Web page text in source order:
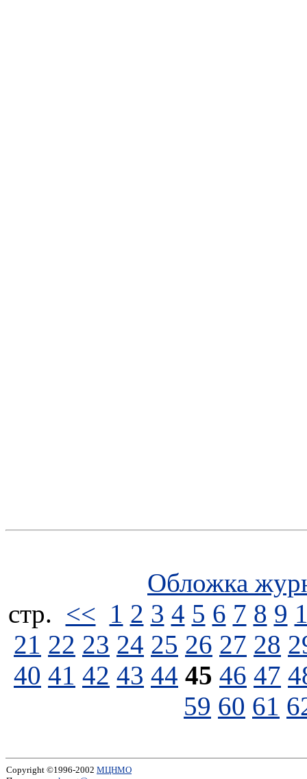
Обложка
стp. << 1 2 3 4 5 6 7 8 9
21 22 23 24 25 26 27 28
40 41 42 43 44 45 46 47
59 60 61
Copyright ©1996-2002 МЦНМО